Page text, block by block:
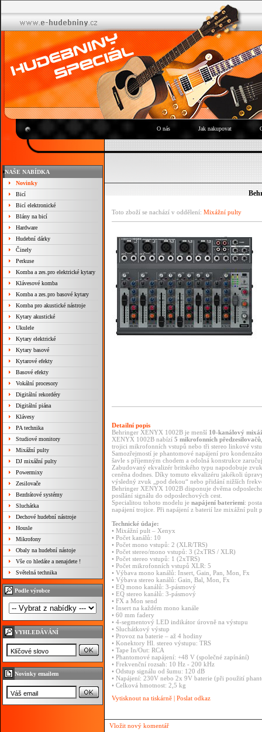
O nás Jak nakupovat
NAŠE NABÍDKA
Novinky
Bicí
Bicí elektronické
Blány na bicí
Hardware
Hudební dárky
Činely
Perkuse
Komba a zes.pro elektrické kytary
Klávesové komba
Komba a zes.pro basové kytary
Komba pro akustické nástroje
Kytary akustické
Ukulele
Kytary elektrické
Kytary basové
Kytarové efekty
Basové efekty
Vokální procesory
Digitální rekordéry
Digitální piána
Klávesy
PA technika
Studiové monitory
Mixážní pulty
DJ mixážní pulty
Powermixy
Zesilovače
Bezdrátové systémy
Sluchátka
Dechové hudební nástroje
Housle
Mikrofony
Obaly na hudební nástoje
Vše co hledáte a nenajdete !
Světelná technika
Podle výrobce
VYHLEDÁVÁNÍ
Novinky emailem
Toto zboží se nachází v oddělení: Mixážní pulty
Detailní popis
Behringer XENYX 1002B je menší 10-kanálový
XENYX 1002B nabízí 5 mikrofonních předzesilovačů
trojici mikrofonních vstupů nebo tři stereo linkové
Samozřejmostí je phantomové napájení pro
šavle s příjemným chodem a odolná konstrukce
Zabudovaný ekvalizér britského typu napodobuje
ceněna dodnes. Díky tomuto ekvalizéru jakékoli
výsledný zvuk „pod dekou“ nebo přidání nižších
Behringer XENYX 1002B disponuje dvěma
posílání signálu do odposlechových cest.
Specialitou tohoto modelu je napájení bateriemi:
napájení trojice. Při napájení z baterií lze mixážní pult
Technické údaje:
• Mixážní pult – Xenyx
• Počet kanálů: 10
• Počet mono vstupů: 2 (XLR/TRS)
• Počet stereo/mono vstupů: 3 (2xTRS / XLR)
• Počet stereo vstupů: 1 (2xTRS)
• Počet mikrofonních vstupů XLR: 5
• Výbava mono kanálů: Insert, Gain, Pan, Mon, Fx
• Výbava stereo kanálů: Gain, Bal, Mon, Fx
• EQ mono kanálů: 3-pásmový
• EQ stereo kanálů: 3-pásmový
• FX a Mon send
• Insert na každém mono kanále
• 60 mm fadery
• 4-segmentový LED indikátor úrovně na výstupu
• Sluchátkový výstup
• Provoz na baterie – až 4 hodiny
• Konektory Hl. stereo výstupu: TRS
• Tape In/Out: RCA
• Phantomové napájení: +48 V (společné zapínání)
• Frekvenční rozsah: 10 Hz - 200 kHz
• Odstup signálu od šumu: 120 dB
• Napájení: 230V nebo 2x 9V baterie (při použití
• Celková hmotnost: 2,5 kg
Vytisknout na tiskárně | Poslat odkaz
Vložit nový komentář